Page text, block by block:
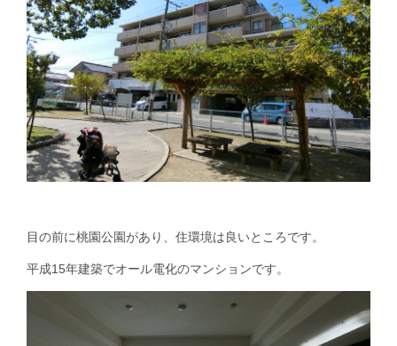
目の前に桃園公園があり、住環境は良いところです。
平成15年建築でオール電化のマンションです。